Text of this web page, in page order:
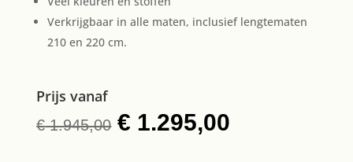
Verkrijgbaar in alle maten, inclusief lengtematen
210 en 220 cm.
Prijs vanaf
€1.945,00 Oorspronkelijke
€ 1.295,00